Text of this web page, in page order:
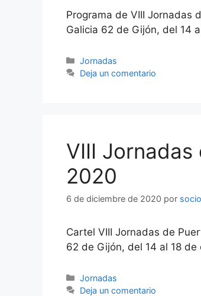
Programa de VIII Jornadas
Galicia 62 de Gijón, del 14
Categorías
Jornadas
Deja un comentario
VIII
2020
6 de diciembre de 2020 por
Cartel VIII Jornadas de
62 de Gijón, del 14 al 18
Categorías
Jornadas
Deja un comentario